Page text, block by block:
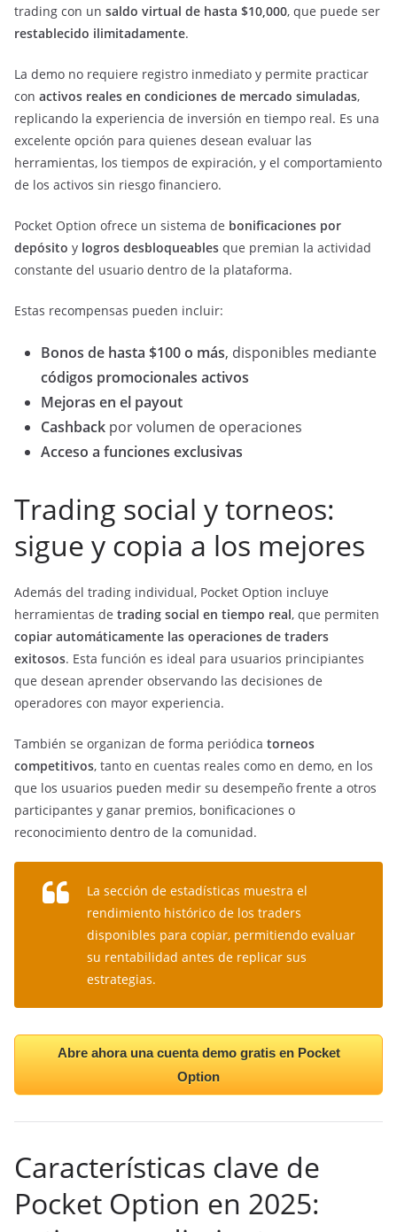
trading con un saldo virtual de hasta $10,000, que puede ser
restablecido ilimitadamente.
La demo no requiere registro inmediato y permite practicar
con activos reales en condiciones de mercado simuladas,
replicando la experiencia de inversión en tiempo real. Es una
excelente opción para quienes desean evaluar las
herramientas, los tiempos de expiración, y el comportamiento
de los activos sin riesgo financiero.
Pocket Option ofrece un sistema de bonificaciones por
depósito y logros desbloqueables que premian la actividad
constante del usuario dentro de la plataforma.
Estas recompensas pueden incluir:
Bonos de hasta $100 o más, disponibles mediante
códigos promocionales activos
Mejoras en el payout
Cashback por volumen de operaciones
Acceso a funciones exclusivas
Trading social y torneos:
sigue y copia a los mejores
Además del trading individual, Pocket Option incluye
herramientas de trading social en tiempo real, que permiten
copiar automáticamente las operaciones de traders
exitosos. Esta función es ideal para usuarios principiantes
que desean aprender observando las decisiones de
operadores con mayor experiencia.
También se organizan de forma periódica torneos
competitivos, tanto en cuentas reales como en demo, en los
que los usuarios pueden medir su desempeño frente a otros
participantes y ganar premios, bonificaciones o
reconocimiento dentro de la comunidad.
La sección de estadísticas muestra el
rendimiento histórico de los traders
disponibles para copiar, permitiendo evaluar
su rentabilidad antes de replicar sus
estrategias.
Abre ahora una cuenta demo gratis en Pocket
Option
Características clave de
Pocket Option en 2025: